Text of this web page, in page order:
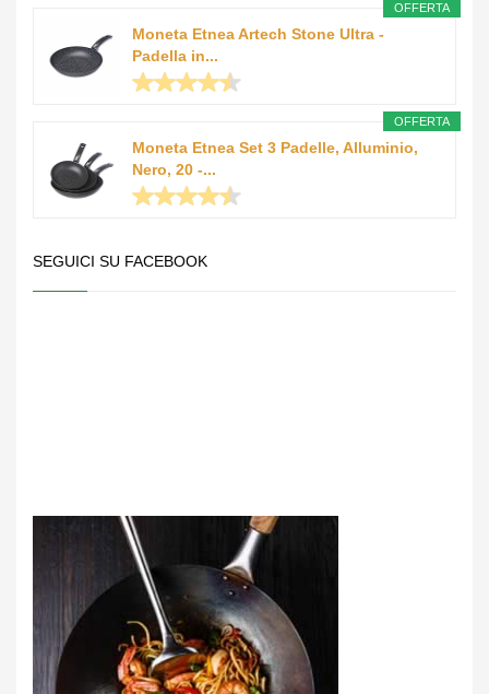
OFFERTA
Moneta Etnea Artech Stone Ultra -
Padella in...
OFFERTA
Moneta Etnea Set 3 Padelle, Alluminio,
Nero, 20 -...
SEGUICI SU FACEBOOK